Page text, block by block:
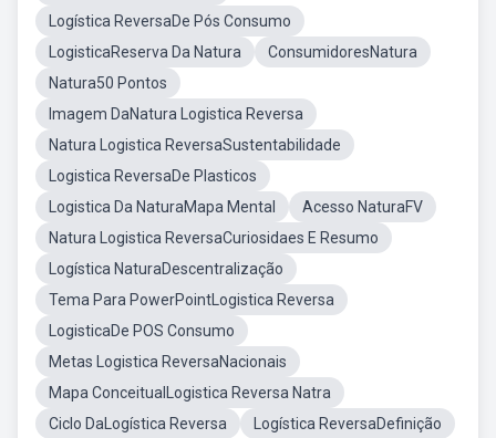
Logística ReversaDe Pós Consumo
LogisticaReserva Da Natura
ConsumidoresNatura
Natura50 Pontos
Imagem DaNatura Logistica Reversa
Natura Logistica ReversaSustentabilidade
Logistica ReversaDe Plasticos
Logistica Da NaturaMapa Mental
Acesso NaturaFV
Natura Logistica ReversaCuriosidaes E Resumo
Logística NaturaDescentralização
Tema Para PowerPointLogistica Reversa
LogisticaDe POS Consumo
Metas Logistica ReversaNacionais
Mapa ConceitualLogistica Reversa Natra
Ciclo DaLogística Reversa
Logística ReversaDefinição